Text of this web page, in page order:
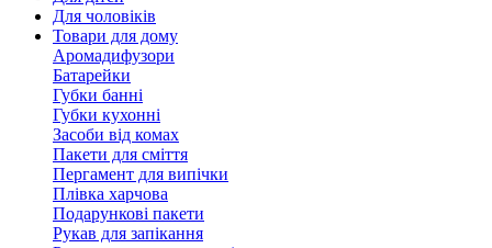
Для чоловіків
Товари для дому
Аромадифузори
Батарейки
Губки банні
Губки кухонні
Засоби від комах
Пакети для сміття
Пергамент для випічки
Плівка харчова
Подарункові пакети
Рукав для запікання